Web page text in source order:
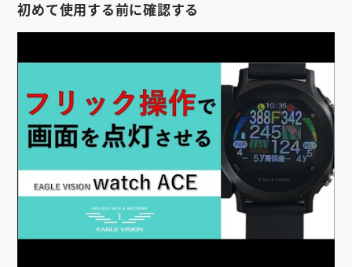
会社概要
公式オンラインショップ
初めて使用する前に確認する